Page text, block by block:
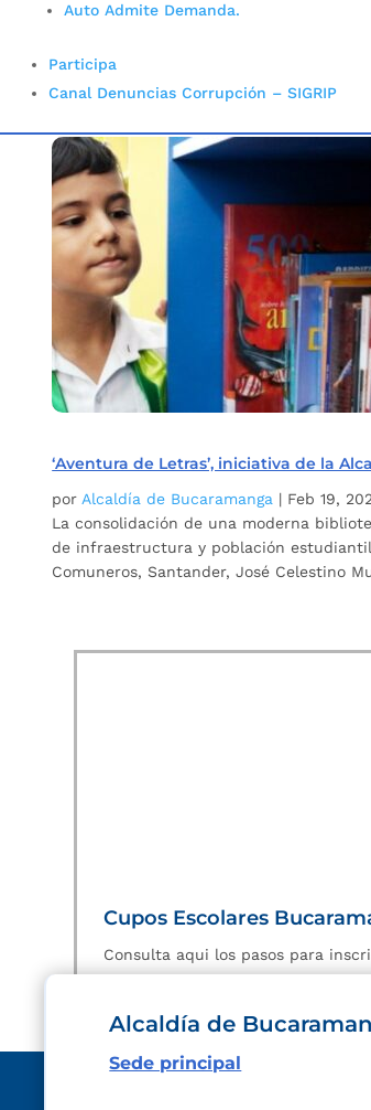
Auto Admite Demanda.
Participa
Canal Denuncias Corrupción – SIGRIP
Inicio Etiqueta: Bibliotecas
‘Aventura de Letras’, iniciativa de la
por Alcaldía de Bucaramanga | Feb 19,
La consolidación de una moderna
de infraestructura y población
Comuneros, Santander, José Celestino
Cupos Escolares
Consulta aqui los pasos para
Alcaldía de
Sede principal